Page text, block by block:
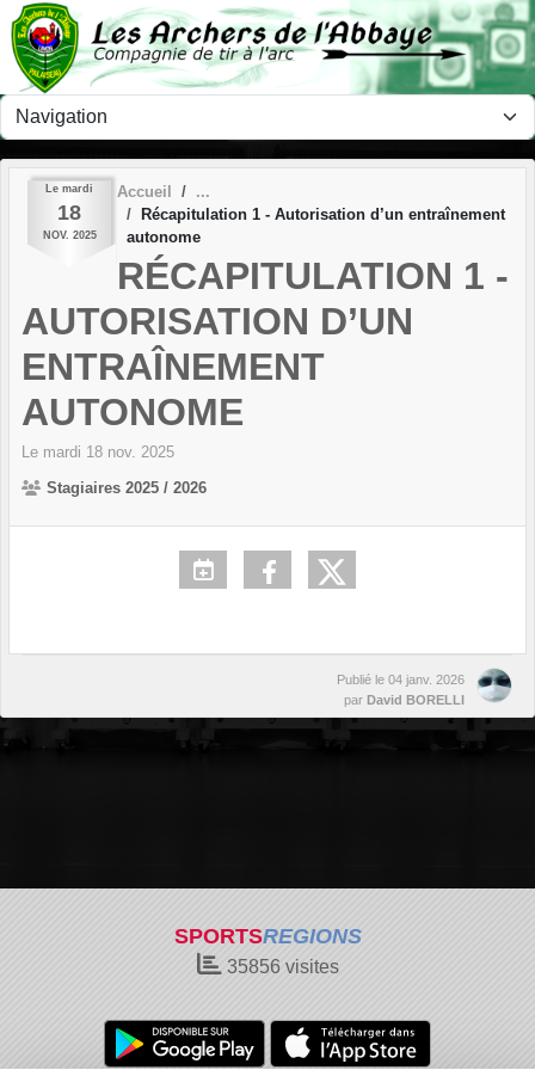
Le mardi
18
NOV. 2025
Accueil
Récapitulation 1 - Autorisation d’un entraînement
autonome
RÉCAPITULATION 1 -
AUTORISATION D’UN
ENTRAÎNEMENT
AUTONOME
Le mardi 18 nov. 2025
Stagiaires 2025 / 2026
Publié le 04 janv. 2026
par David BORELLI
SPORTSREGIONS
35856visites
Panneau de gestion des cookies